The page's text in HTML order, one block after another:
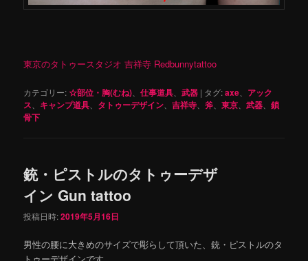
東京のタトゥースタジオ 吉祥寺 Redbunnytattoo
カテゴリー:☆部位・胸(むね) 、仕事道具 、武器 | タグ:axe
アック
ス
キャンプ道具 タトゥーデザイン 、吉祥寺 、斧 、東京 、武器 、鎖
骨下
銃・ピストルのタトゥーデザ
イン Gun tattoo
投稿日時:2019年5月16日
男性の腰に大きめのサイズで彫らして頂いた、銃・ピストルのタ